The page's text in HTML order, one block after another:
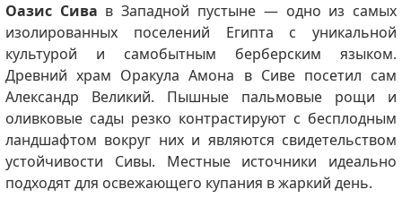
Оазис Сива в Западной пустыне — одно из самых
изолированных поселений Египта с уникальной
культурой и самобытным берберским языком.
Древний храм Оракула Амона в Сиве посетил сам
Александр Великий. Пышные пальмовые рощи и
оливковые сады резко контрастируют с бесплодным
ландшафтом вокруг них и являются свидетельством
устойчивости Сивы. Местные источники идеально
подходят для освежающего купания в жаркий день.